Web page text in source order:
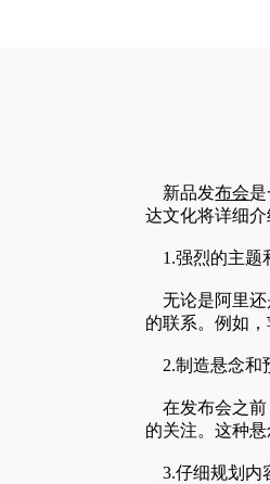
新品发布会
达文化将详细
1.强烈的主题
无论是阿里还
的联系。例如
2.制造悬念和
在发布会之前
的关注。这种
3.仔细规划内